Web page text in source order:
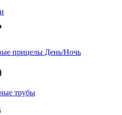
прицелы День/Ночь
трубы